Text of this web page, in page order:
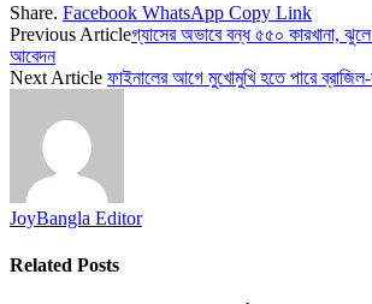
Share. Facebook WhatsApp Copy Link
Previous Articleগ্যাসের অভাবে বন্ধ ৫৫০ কারখানা,
আবেদন
Next Article ফাইনালের আগে মুখোমুখি হতে পারে ব্রাজিল-
JoyBangla Editor
Related Posts